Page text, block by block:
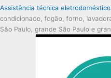
Assistência técnica
condicionado, fogão, forno,
São Paulo, grande São Paulo e